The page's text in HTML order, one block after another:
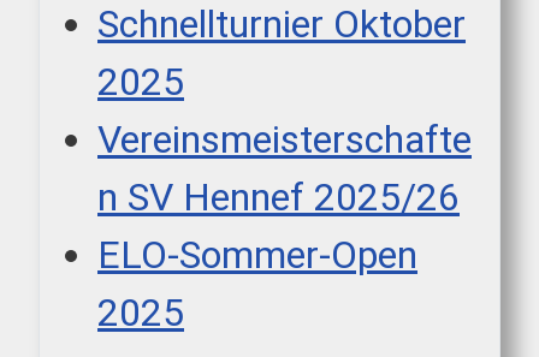
Schnellturnier Oktober
2025
Vereinsmeisterschafte
n SV Hennef 2025/26
ELO-Sommer-Open
2025